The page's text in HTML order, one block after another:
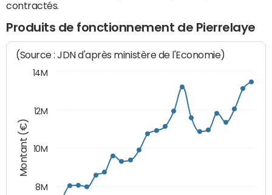
contractés.
Produits de fonctionnement de Pierrelaye
Montant (€)
(Source : JDN d'après ministère de l'Economie)
8M
10M
12M
14M